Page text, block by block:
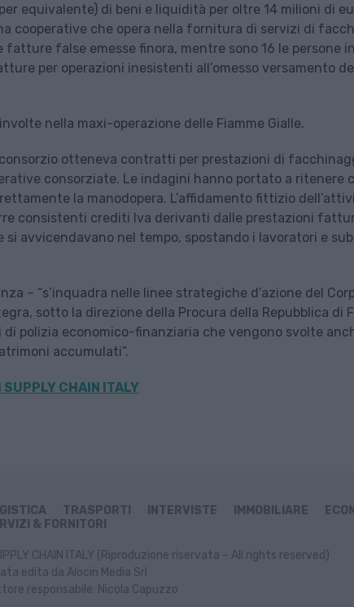
equivalente) di beni e liquidità per oltre 14 milioni di
cooperative che opera nella fornitura di servizi di
false emesse finora, mentre sono 16 le persone
per operazioni inesistenti all’omesso versamento
nella maxi-operazione delle Fiamme Gialle.
otteneva contratti per prestazioni di
consorziate. Le indagini hanno portato a ritenere
la manodopera. L’affidamento fittizio
consistenti crediti Iva derivanti dalle prestazioni
si avvicendavano nel tempo, spostando i lavoratori e
– “s’inquadra nelle linee strategiche d’azione del
sotto la direzione della Procura della Repubblica di
polizia economico-finanziaria che vengono svolte
accumulati”.
CHAIN ITALY
TRASPORTI INTERVISTE IMMOBILIARE
& FORNITORI
CHAIN ITALY (Riproduzione riservata – All rights reserved)
edita da Alocin Media Srl
responsabile: Nicola Capuzzo